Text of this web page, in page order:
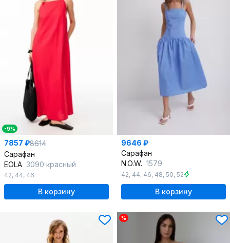
-9%
7857 ₽8614
Сарафан
EOLA 3090 красный
42, 44, 46
В корзину
9646 ₽
Сарафан
N.O.W. 1579
42, 44, 46, 48, 50, 52
В корзину
%